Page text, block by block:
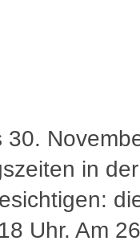
30.
in der
Uhr. Am